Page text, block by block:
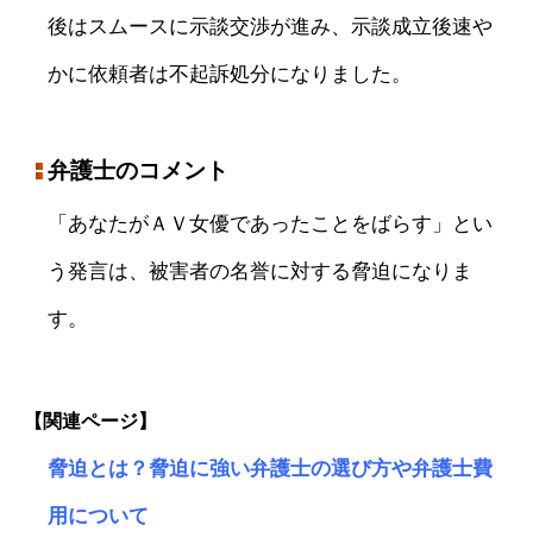
後はスムースに示談交渉が進み、示談成立後速や
かに依頼者は不起訴処分になりました。
弁護士のコメント
「あなたがＡＶ女優であったことをばらす」とい
う発言は、被害者の名誉に対する脅迫になりま
す。
【関連ページ】
脅迫とは？脅迫に強い弁護士の選び方や弁護士費
用について